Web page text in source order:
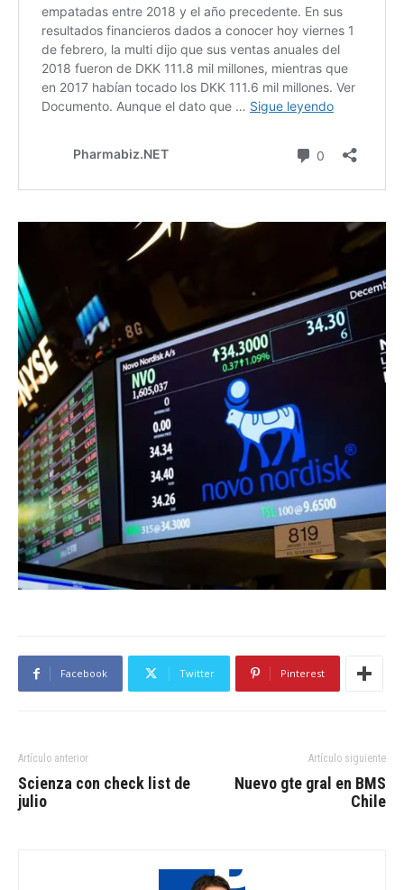
Facebook Twitter Pinterest
Artículo anterior
Scienza con check list de
julio
Artículo siguiente
Nuevo gte gral en BMS
Chile